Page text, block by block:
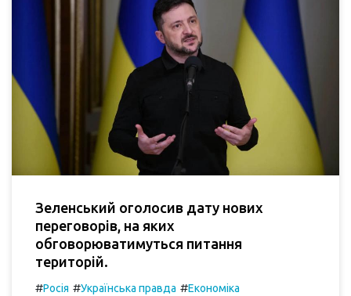
Зеленський оголосив дату нових
переговорів, на яких
обговорюватимуться питання
територій.
#Росія #Українська правда #Економіка